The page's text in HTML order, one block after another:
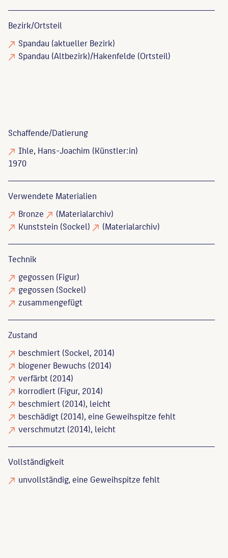
Bezirk/Ortsteil
Spandau (aktueller Bezirk)
Spandau (Altbezirk)/Hakenfelde (Ortsteil)
Schaffende/Datierung
Ihle, Hans-Joachim (Künstler:in)
1970
Verwendete Materialien
Bronze
(Materialarchiv)
Kunststein (Sockel) (Materialarchiv)
Technik
gegossen (Figur)
gegossen (Sockel)
zusammengefügt
Zustand
beschmiert(Sockel, 2014)
biogener Bewuchs (2014)
verfärbt(2014)
korrodiert(Figur, 2014)
beschmiert(2014), leicht
beschädigt(2014), eine Geweihspitze fehlt
verschmutzt(2014), leicht
Vollständigkeit
unvollständig, eine Geweihspitze fehlt